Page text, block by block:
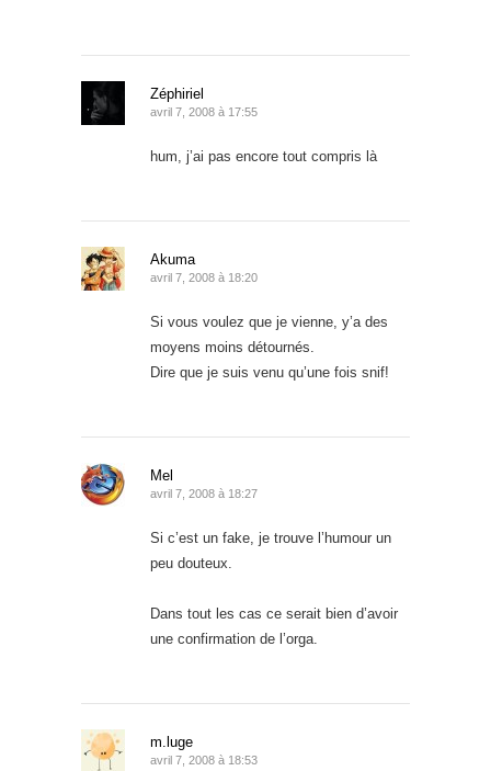
Zéphiriel
avril 7, 2008 à 17:55
hum, j’ai pas encore tout compris là
Akuma
avril 7, 2008 à 18:20
Si vous voulez que je vienne, y’a des
moyens moins détournés.
Dire que je suis venu qu’une fois snif!
Mel
avril 7, 2008 à 18:27
Si c’est un fake, je trouve l’humour un
peu douteux.
Dans tout les cas ce serait bien d’avoir
une confirmation de l’orga.
m.luge
avril 7, 2008 à 18:53